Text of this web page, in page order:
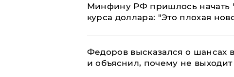
Минфину РФ пришлось начать
курса доллара: "Это плохая
Федоров высказался о шансах
и объяснил, почему не